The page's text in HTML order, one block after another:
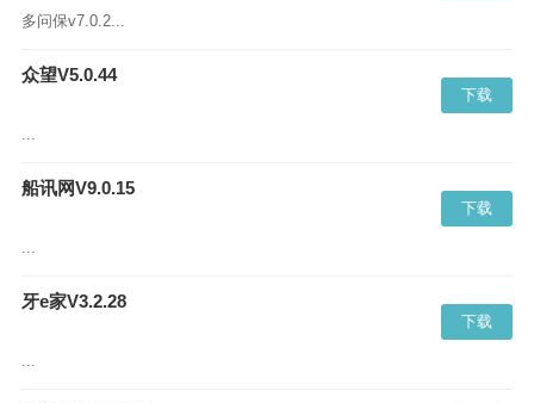
多问保v7.0.2...
众望V5.0.44
...
下载
船讯网V9.0.15
...
下载
牙e家V3.2.28
...
下载